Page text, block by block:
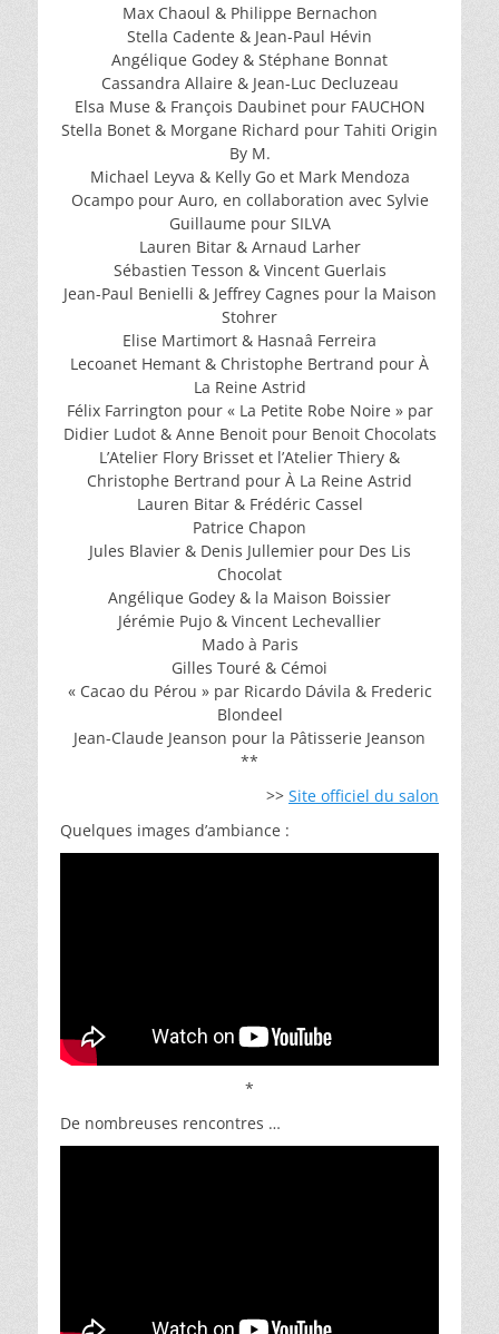
Max Chaoul & Philippe Bernachon
Stella Cadente & Jean-Paul Hévin
Angélique Godey & Stéphane Bonnat
Cassandra Allaire & Jean-Luc Decluzeau
Elsa Muse & François Daubinet pour FAUCHON
Stella Bonet & Morgane Richard pour Tahiti Origin
By M.
Michael Leyva & Kelly Go et Mark Mendoza
Ocampo pour Auro, en collaboration avec Sylvie
Guillaume pour SILVA
Lauren Bitar & Arnaud Larher
Sébastien Tesson & Vincent Guerlais
Jean-Paul Benielli & Jeffrey Cagnes pour la Maison
Stohrer
Elise Martimort & Hasnaâ Ferreira
Lecoanet Hemant & Christophe Bertrand pour À
La Reine Astrid
Félix Farrington pour « La Petite Robe Noire » par
Didier Ludot & Anne Benoit pour Benoit Chocolats
L’Atelier Flory Brisset et l’Atelier Thiery &
Christophe Bertrand pour À La Reine Astrid
Lauren Bitar & Frédéric Cassel
Patrice Chapon
Jules Blavier & Denis Jullemier pour Des Lis
Chocolat
Angélique Godey & la Maison Boissier
Jérémie Pujo & Vincent Lechevallier
Mado à Paris
Gilles Touré & Cémoi
« Cacao du Pérou » par Ricardo Dávila & Frederic
Blondeel
Jean-Claude Jeanson pour la Pâtisserie Jeanson
**
>> Site officiel du salon
Quelques images d’ambiance :
*
De nombreuses rencontres …